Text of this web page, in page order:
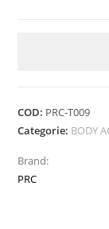
COD: PRC-T009
Categorie: BODY
Brand:
PRC